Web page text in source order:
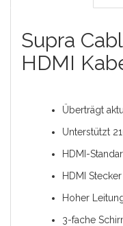
Supra
HDMI
Überträgt
Unterstützt
HDMI-
HDMI
Hoher
3-fache